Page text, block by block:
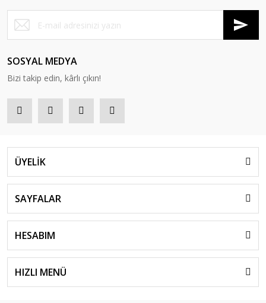
SOSYAL MEDYA
Bizi takip edin, kârlı çıkın!
ÜYELİK
SAYFALAR
HESABIM
HIZLI MENÜ